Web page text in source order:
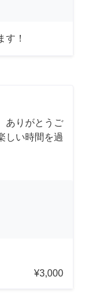
す！
ありがとうご
しい時間を過
¥3,000